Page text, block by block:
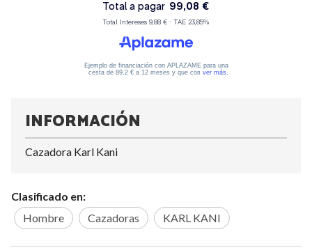
INFORMACIÓN
Cazadora Karl Kani
Clasificado en:
Hombre
Cazadoras KARL KANI